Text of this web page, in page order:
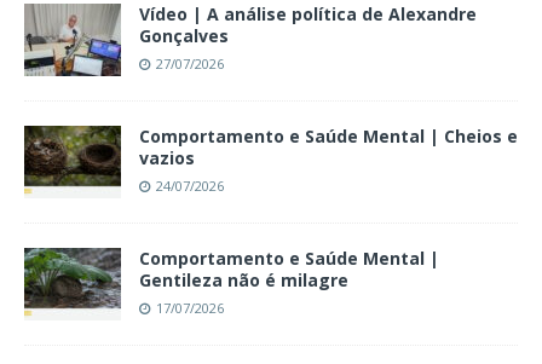
Vídeo | A análise política de Alexandre
Gonçalves
27/07/2026
Comportamento e Saúde Mental | Cheios e
vazios
24/07/2026
Comportamento e Saúde Mental |
Gentileza não é milagre
17/07/2026